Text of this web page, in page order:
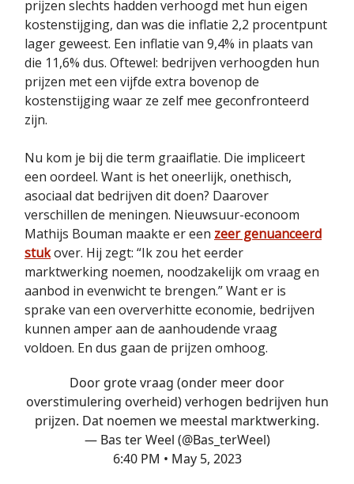
prijzen slechts hadden verhoogd met hun eigen
kostenstijging, dan was die inflatie 2,2 procentpunt
lager geweest. Een inflatie van 9,4% in plaats van
die 11,6% dus. Oftewel: bedrijven verhoogden hun
prijzen met een vijfde extra bovenop de
kostenstijging waar ze zelf mee geconfronteerd
zijn.
Nu kom je bij die term graaiflatie. Die impliceert
een oordeel. Want is het oneerlijk, onethisch,
asociaal dat bedrijven dit doen? Daarover
verschillen de meningen. Nieuwsuur-econoom
Mathijs Bouman maakte er een zeer genuanceerd
stukover. Hij zegt: “Ik zou het eerder
marktwerking noemen, noodzakelijk om vraag en
aanbod in evenwicht te brengen.” Want er is
sprake van een oververhitte economie, bedrijven
kunnen amper aan de aanhoudende vraag
voldoen. En dus gaan de prijzen omhoog.
Door grote vraag (onder meer door
overstimulering overheid) verhogen bedrijven hun
prijzen. Dat noemen we meestal marktwerking.
— Bas ter Weel (@Bas_terWeel)
6:40 PM • May 5, 2023